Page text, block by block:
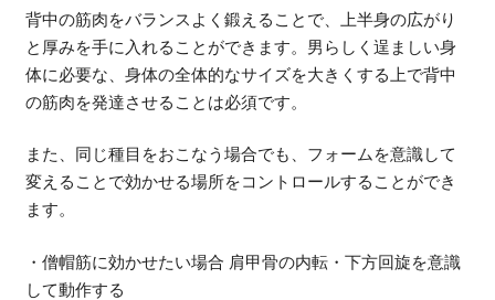
背中の筋肉をバランスよく鍛えることで、上半身の広がり
と厚みを手に入れることができます。男らしく逞ましい身
体に必要な、身体の全体的なサイズを大きくする上で背中
の筋肉を発達させることは必須です。
また、同じ種目をおこなう場合でも、フォームを意識して
変えることで効かせる場所をコントロールすることができ
ます。
・僧帽筋に効かせたい場合 肩甲骨の内転・下方回旋を意識
して動作する